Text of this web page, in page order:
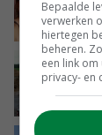
Bepaalde
verwerken
hiertegen
beheren.
een link
privacy- en